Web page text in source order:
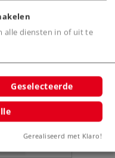
alle diensten in of uit te
Geselecteerde
Gerealiseerd met Klaro!